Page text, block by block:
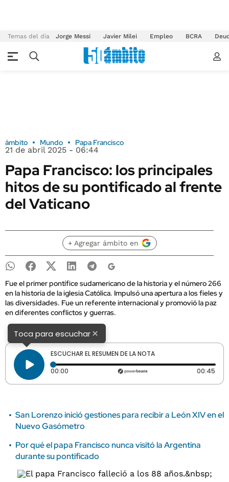
Temas del día Jorge Messi Javier Milei Empleo BCRA
ámbito Mundo Papa Francisco
21 de abril 2025 - 06:44
Papa Francisco: los principales
hitos de su pontificado al frente
del Vaticano
+ Agregar ámbito en
Fue el primer pontífice sudamericano de la historia y el número 266
en la historia de la iglesia Católica. Impulsó una apertura a los fieles y
las diversidades. Fue un referente internacional y promovió la paz
en diferentes conflictos y guerras.
Toca para escuchar×
ESCUCHAR EL RESUMEN DE LA NOTA
00:00 Tiempo transcurrido: 0 segundos 00:45
San Lorenzo inició gestiones para recibir a León XIV en el
Nuevo Gasómetro
Por qué el papa Francisco nunca visitó la Argentina
durante su pontificado